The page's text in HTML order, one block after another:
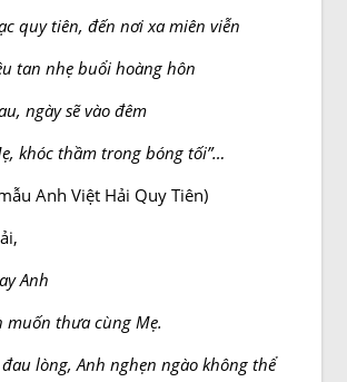
quy tiên, đến nơi xa miên viễn
tan nhẹ buổi hoàng hôn
ngày sẽ vào đêm
khóc thầm trong bóng tối”…
Anh Việt Hải Quy Tiên)
Anh
muốn thưa cùng Mẹ.
lòng, Anh nghẹn ngào không thể